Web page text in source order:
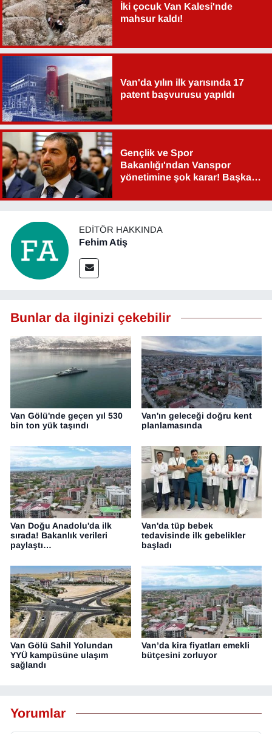
İki çocuk Van Kalesi'nde
mahsur kaldı!
Van'da yılın ilk yarısında 17
patent başvurusu yapıldı
Gençlik ve Spor
Bakanlığı'ndan Vanspor
yönetimine şok karar! Başkan
EDITÖR HAKKINDA
Fehim Atiş
Bunlar da ilginizi çekebilir
Van Gölü'nde geçen yıl 530
bin ton yük taşındı
Van'ın geleceği doğru kent
planlamasında
Van Doğu Anadolu'da ilk
sırada! Bakanlık verileri
paylaştı…
Van'da tüp bebek
tedavisinde ilk gebelikler
başladı
Van Gölü Sahil Yolundan
YYÜ kampüsüne ulaşım
sağlandı
Van’da kira fiyatları emekli
bütçesini zorluyor
Yorumlar